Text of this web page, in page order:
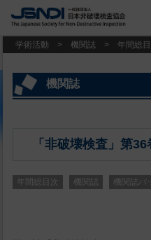
学術活動 > 機関誌 > 年間総
機関誌
「非破壊検査」第
年間総目次 機関誌 機関誌バ